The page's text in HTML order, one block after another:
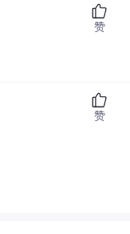
赞
赞